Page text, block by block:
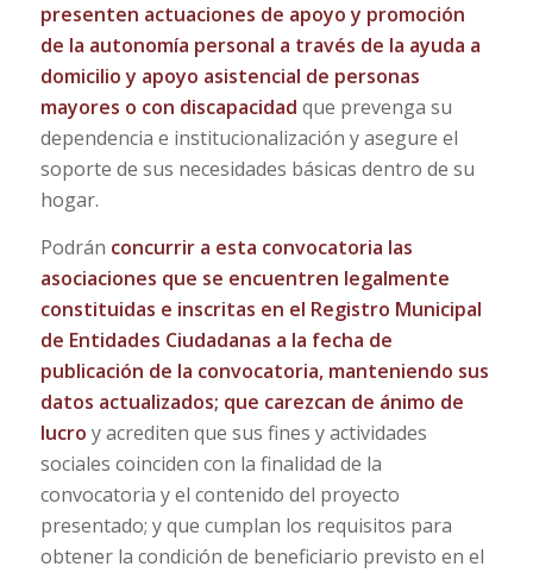
presenten actuaciones de apoyo y promoción
de la autonomía personal a través de la ayuda a
domicilio y apoyo asistencial de personas
mayores o con discapacidad que prevenga su
dependencia e institucionalización y asegure el
soporte de sus necesidades básicas dentro de su
hogar.
Podrán concurrir a esta convocatoria las
asociaciones que se encuentren legalmente
constituidas e inscritas en el Registro Municipal
de Entidades Ciudadanas a la fecha de
publicación de la convocatoria, manteniendo sus
datos actualizados; que carezcan de ánimo de
lucro y acrediten que sus fines y actividades
sociales coinciden con la finalidad de la
convocatoria y el contenido del proyecto
presentado; y que cumplan los requisitos para
obtener la condición de beneficiario previsto en el